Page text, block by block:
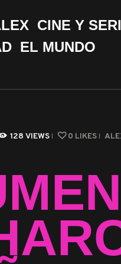
CINE Y
EL MUNDO
128 VIEWS 0 LIKES
CON ALEX